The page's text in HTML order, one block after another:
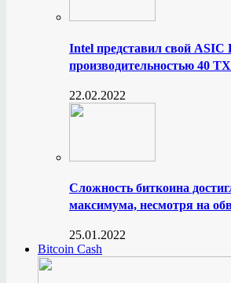
Intel представил свой ASIC
производительностью 40
22.02.2022
Сложность биткоина
максимума, несмотря на
25.01.2022
Bitcoin Cash